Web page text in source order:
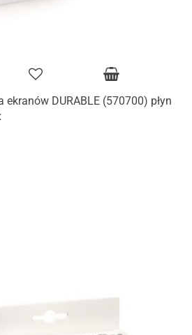
DURABLE (570700) płyn